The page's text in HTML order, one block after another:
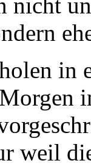
in
weil